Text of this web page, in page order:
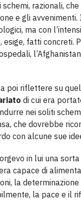
razionali, che
e gli avvenimenti.
ma con
esige, fatti concreti.
poi riflettere su
di cui era
nei soliti
che dovrebbe
con alcune sue
in lui una sorta
capace di
la
la pace e il